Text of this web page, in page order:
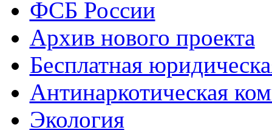
ФСБ России
Архив нового проекта
Бесплатная
Антинаркотическая
Экология